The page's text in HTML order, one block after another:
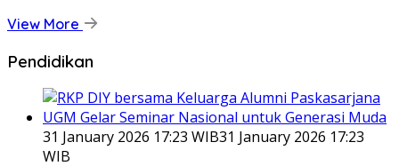
View More
Pendidikan
31 January 2026 17:23 WIB31 January 2026 17:23
WIB